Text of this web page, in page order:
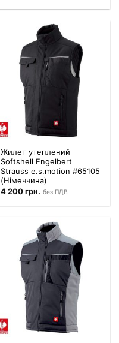
Жилет утеплений
Softshell Engelbert
Strauss e.s.motion #65105
(Німеччина)
4 200грн. без ПДВ